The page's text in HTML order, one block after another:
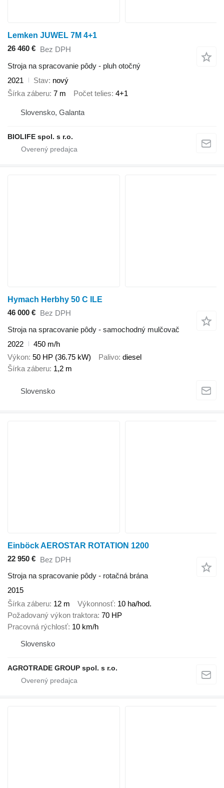
Lemken JUWEL 7M 4+1
26 460 € Bez DPH
Stroja na spracovanie pôdy - pluh otočný
2021
Stav nový
Šírka záberu 7 m Počet telies 4+1
Slovensko, Galanta
BIOLIFE spol. s r.o.
Hymach Herbhy 50 C ILE
46 000 € Bez DPH
Stroja na spracovanie pôdy - samochodný mulčovač
2022
450 m/h
Výkon 50 HP (36.75 kW) Palivo diesel
Šírka záberu 1,2 m
Slovensko
Einböck AEROSTAR ROTATION 1200
22 950 € Bez DPH
Stroja na spracovanie pôdy - rotačná brána
2015
Šírka záberu 12 m Výkonnosť 10 ha/hod.
Požadovaný výkon traktora 70 HP
Pracovná rýchlosť 10 km/h
Slovensko
AGROTRADE GROUP spol. s r.o.